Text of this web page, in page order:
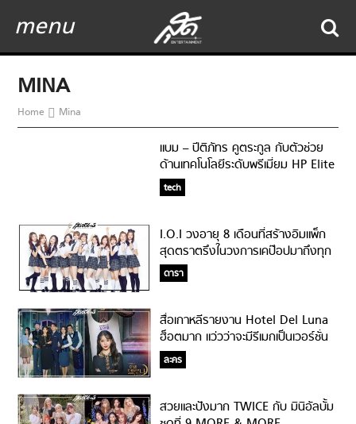
menu
MINA
Home Mina
แบม – ปีติภัทร คูตระกูล กับตัวช่วย
ด้านเทคโนโลยีระดับพรีเมี่ยม HP Elite
Dragonfly
tech
I.O.I วงอายุ 8 เดือนที่สร้างอิมแพ็ก
สุดตราตรึงในวงการเคป๊อปมาถึงทุก
วันนี้!!!
ดารา
สื่อเกาหลีรายงาน Hotel Del Luna
ฮ็อตมาก แว่วว่าจะมีรีเมกเป็นเวอร์ชั่น
อเมริกา!
ละคร
สวยและปังมาก TWICE กับ มินิอัลบั้ม